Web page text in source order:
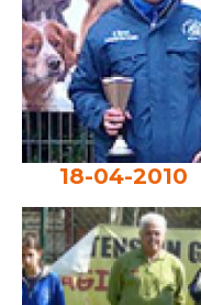
18-04-2010